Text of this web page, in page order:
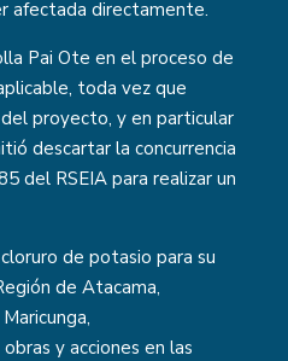
afectada directamente.
Pai Ote en el proceso de
toda vez que
proyecto, y en particular
descartar la concurrencia
del RSEIA para realizar un
de potasio para su
de Atacama,
y acciones en las